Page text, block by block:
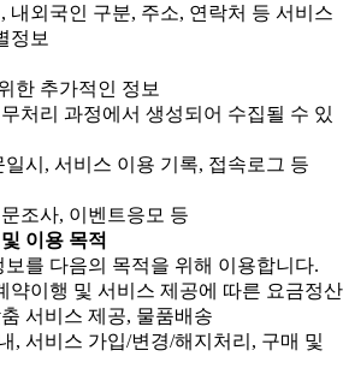
내외국인 구분, 주소, 연락처 등 서비스
정보
한 추가적인 정보
처리 과정에서 생성되어 수집될 수 있
일시, 서비스 이용 기록, 접속로그 등
조사, 이벤트응모 등
이용 목적
를 다음의 목적을 위해 이용합니다.
약이행 및 서비스 제공에 따른 요금정산
서비스 제공, 물품배송
, 서비스 가입/변경/해지처리, 구매 및